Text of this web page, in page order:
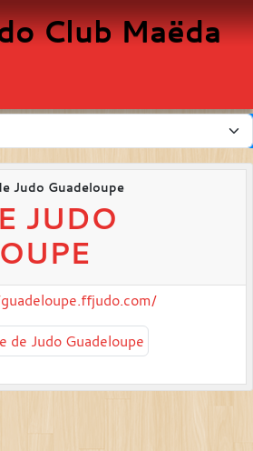
Club Maëda
Judo Guadeloupe
JUDO
cookies